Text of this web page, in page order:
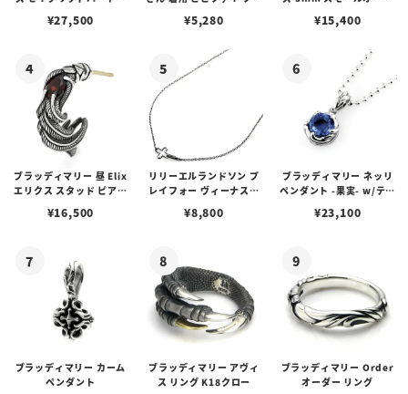
¥27,500 ¥5,280
ブスタークラスプ＆LTロ
¥15,400
ブラッディマリー 昼 Elix
エリクス スタッド ピアス
¥16,500
リリーエルランドソン プ
レイフォー ヴィーナスチ
¥8,800
ブラッディマリー ネッリ
ペンダント -果実- w/ティ
¥23,100
ブラッディマリー カーム
ペンダント
ブラッディマリー アヴィ
ス リング K18クロー
ブラッディマリー Order
オーダー リング